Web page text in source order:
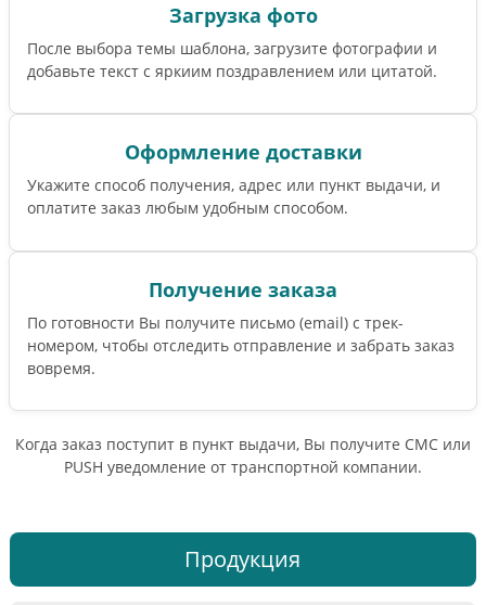
Загрузка фото
После выбора темы шаблона, загрузите фотографии и
добавьте текст с яркиим поздравлением или цитатой.
Оформление доставки
Укажите способ получения, адрес или пункт выдачи, и
оплатите заказ любым удобным способом.
Получение заказа
По готовности Вы получите письмо (email) c трек-
номером, чтобы отследить отправление и забрать заказ
вовремя.
Когда заказ поступит в пункт выдачи, Вы получите СМС или
PUSH уведомление от транспортной компании.
Продукция